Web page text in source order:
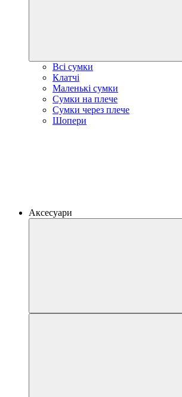
Всі сумки
Клатчі
Маленькі сумки
Сумки на плече
Сумки через плече
Шопери
Аксесуари